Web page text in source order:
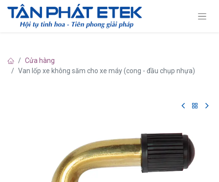
Cửa hàng
Van lốp xe không săm cho xe máy (cong - đầu chụp nhựa)